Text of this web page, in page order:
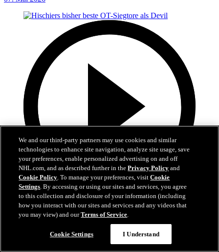
5:34
Hischiers bisher beste OT-Siegtore als Devil
Hischiers entscheidende Momente bleiben in New Jersey
We and our third-party partners may use cookies and similar
technologies to enhance site navigation, analyze site usage, save
your preferences, enable personalized advertising on and off
NHL.com, and as described further in thePrivacy Policy and
Cookie Policy. To manage your preferences, visitCookie
Settings. By accessing or using our sites and services, you agree
to this collection and disclosure of your information (including
how you interact with our sites and services and any videos that
you may view) and ourTerms of Service.
Cookie Settings I Understand